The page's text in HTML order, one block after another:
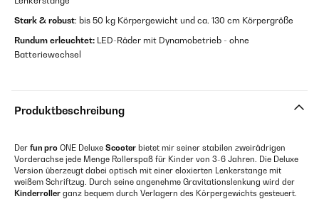
Stark & robust: bis 50 kg Körpergewicht und ca. 130 cm Körpergröße
Rundum erleuchtet: LED-Räder mit Dynamobetrieb - ohne
Batteriewechsel
Produktbeschreibung
Der fun pro ONE Deluxe Scooter bietet mir seiner stabilen zweirädrigen
Vorderachse jede Menge Rollerspaß für Kinder von 3-6 Jahren. Die Deluxe
Version überzeugt dabei optisch mit einer eloxierten Lenkerstange mit
weißem Schriftzug. Durch seine angenehme Gravitationslenkung wird der
Kinderroller ganz bequem durch Verlagern des Körpergewichts gesteuert.